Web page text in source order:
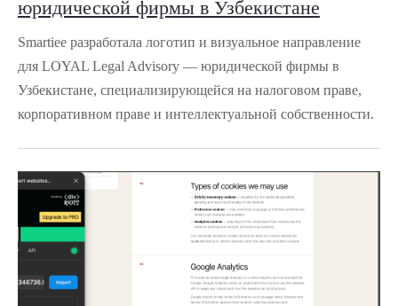
юридической фирмы в Узбекистане
Smartiee разработала логотип и визуальное направление
для LOYAL Legal Advisory — юридической фирмы в
Узбекистане, специализирующейся на налоговом праве,
корпоративном праве и интеллектуальной собственности.